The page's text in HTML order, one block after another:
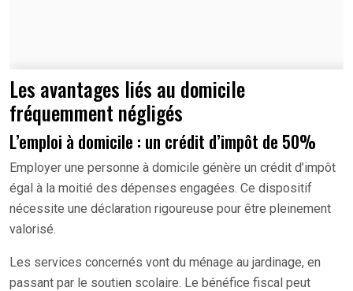
Les avantages liés au domicile
fréquemment négligés
L’emploi à domicile : un crédit d’impôt de 50%
Employer une personne à domicile génère un crédit d’impôt
égal à la moitié des dépenses engagées. Ce dispositif
nécessite une déclaration rigoureuse pour être pleinement
valorisé.
Les services concernés vont du ménage au jardinage, en
passant par le soutien scolaire. Le bénéfice fiscal peut